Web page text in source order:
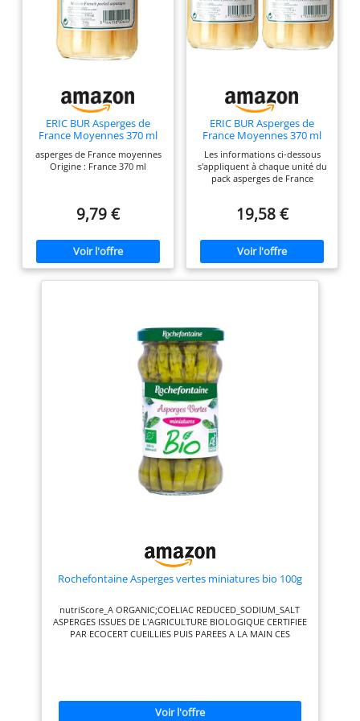
ERIC BUR Asperges de
France Moyennes 370 ml
asperges de France moyennes
Origine : France 370 ml
9,79 €
ERIC BUR Asperges de
France Moyennes 370 ml
Les informations ci-dessous
s'appliquent à chaque unité du
pack asperges de France
19,58 €
Rochefontaine Asperges vertes miniatures bio 100g
nutriScore_A ORGANIC;COELIAC REDUCED_SODIUM_SALT
ASPERGES ISSUES DE L'AGRICULTURE BIOLOGIQUE CERTIFIEE
PAR ECOCERT CUEILLIES PUIS PAREES A LA MAIN CES